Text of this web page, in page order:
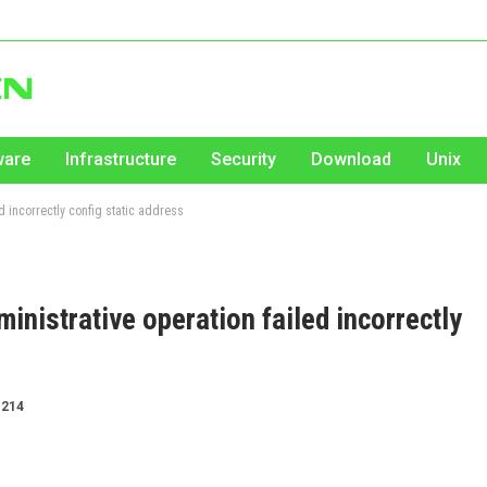
Infrastructure Security Download Unix
incorrectly config static address
operation failed incorrectly
214